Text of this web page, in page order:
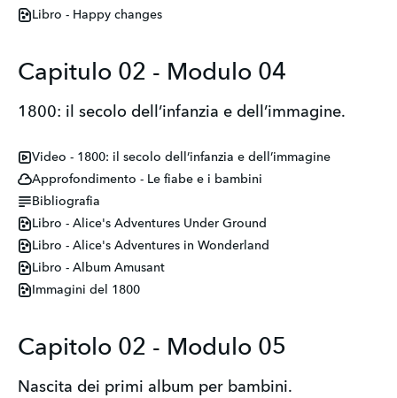
Libro - Happy changes
Capitulo 02 - Modulo 04
1800: il secolo dell’infanzia e dell’immagine.
Video - 1800: il secolo dell’infanzia e dell’immagine
Approfondimento - Le fiabe e i bambini
Bibliografia
Libro - Alice's Adventures Under Ground
Libro - Alice's Adventures in Wonderland
Libro - Album Amusant
Immagini del 1800
Capitolo 02 - Modulo 05
Nascita dei primi album per bambini.